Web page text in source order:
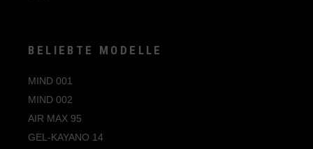
BELIEBTE MODELLE
MIND 001
MIND 002
AIR MAX 95
GEL-KAYANO 14